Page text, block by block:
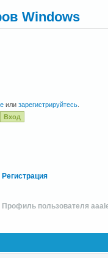
Windows
или зарегистрируйтесь
Регистрация
Профиль пользователя